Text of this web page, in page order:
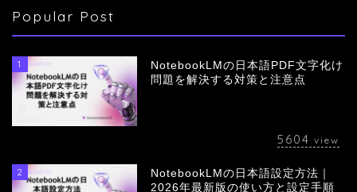
Popular Post
1
NotebookLMの日本語PDF文字化け
問題を解決する対策と注意点
5604 view
2
NotebookLMの日本語設定方法｜
2026年最新版の使い方と設定手順
会社概要